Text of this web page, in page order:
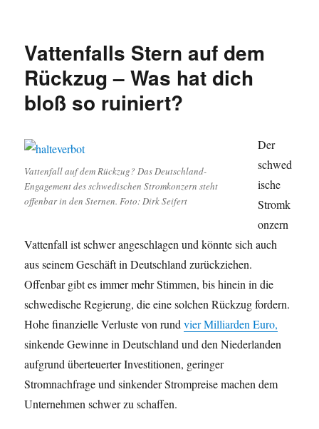
Vattenfalls Stern auf dem
Rückzug – Was hat dich
bloß so ruiniert?
Vattenfall auf dem Rückzug? Das Deutschland-
Engagement des schwedischen Stromkonzern steht
offenbar in den Sternen. Foto: Dirk Seifert
Der
schwed
ische
Stromk
onzern
Vattenfall ist schwer angeschlagen und könnte sich auch
aus seinem Geschäft in Deutschland zurückziehen.
Offenbar gibt es immer mehr Stimmen, bis hinein in die
schwedische Regierung, die eine solchen Rückzug fordern.
Hohe finanzielle Verluste von rundvier Milliarden Euro,
sinkende Gewinne in Deutschland und den Niederlanden
aufgrund überteuerter Investitionen, geringer
Stromnachfrage und sinkender Strompreise machen dem
Unternehmen schwer zu schaffen.